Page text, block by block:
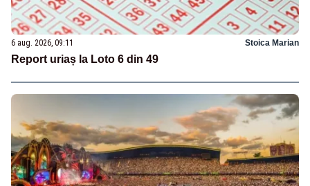
6 aug. 2026, 09:11 Stoica Marian
Report uriaș la Loto 6 din 49